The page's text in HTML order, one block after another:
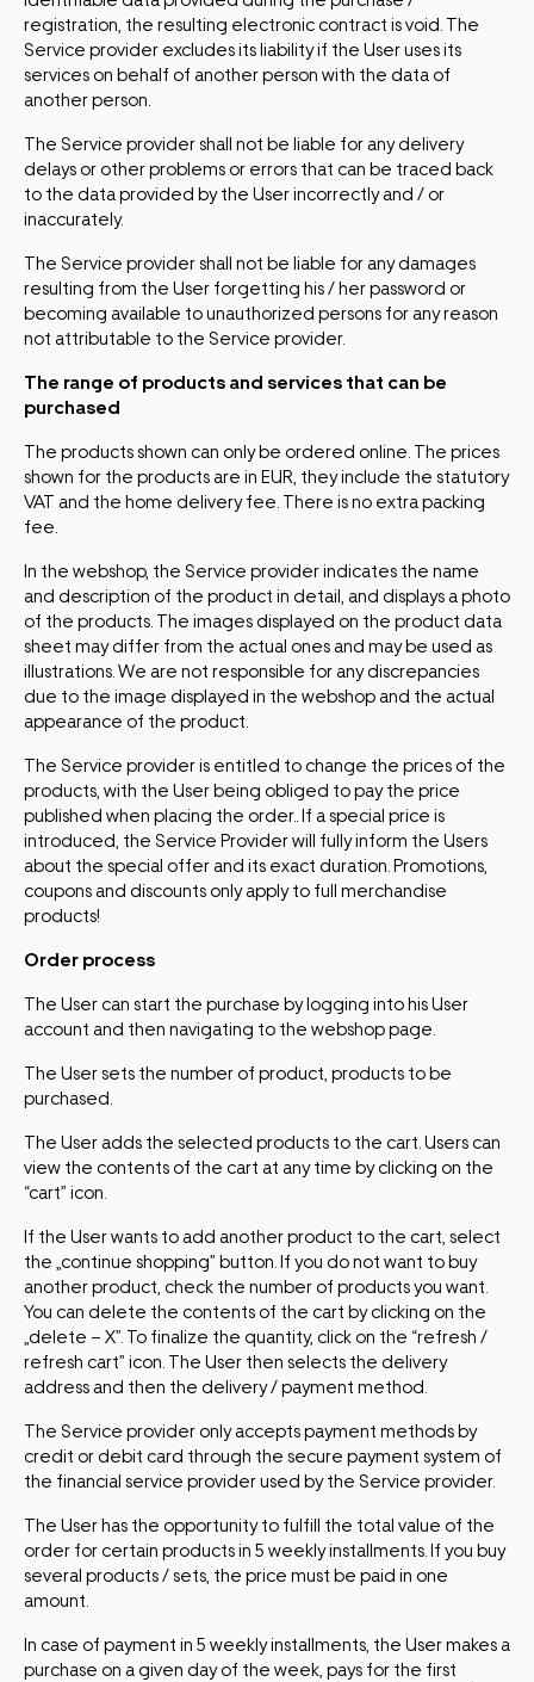
registration, the resulting electronic contract is void. The
Service provider excludes its liability if the User uses its
services on behalf of another person with the data of
another person.
The Service provider shall not be liable for any delivery
delays or other problems or errors that can be traced back
to the data provided by the User incorrectly and / or
inaccurately.
The Service provider shall not be liable for any damages
resulting from the User forgetting his / her password or
becoming available to unauthorized persons for any reason
not attributable to the Service provider.
The range of products and services that can be
purchased
The products shown can only be ordered online. The prices
shown for the products are in EUR, they include the statutory
VAT and the home delivery fee. There is no extra packing
fee.
In the webshop, the Service provider indicates the name
and description of the product in detail, and displays a photo
of the products. The images displayed on the product data
sheet may differ from the actual ones and may be used as
illustrations. We are not responsible for any discrepancies
due to the image displayed in the webshop and the actual
appearance of the product.
The Service provider is entitled to change the prices of the
products, with the User being obliged to pay the price
published when placing the order.. If a special price is
introduced, the Service Provider will fully inform the Users
about the special offer and its exact duration. Promotions,
coupons and discounts only apply to full merchandise
products!
Order process
The User can start the purchase by logging into his User
account and then navigating to the webshop page.
The User sets the number of product, products to be
purchased.
The User adds the selected products to the cart. Users can
view the contents of the cart at any time by clicking on the
“cart” icon.
If the User wants to add another product to the cart, select
the „continue shopping” button. If you do not want to buy
another product, check the number of products you want.
You can delete the contents of the cart by clicking on the
„delete – X”. To finalize the quantity, click on the “refresh /
refresh cart” icon. The User then selects the delivery
address and then the delivery / payment method.
The Service provider only accepts payment methods by
credit or debit card through the secure payment system of
the financial service provider used by the Service provider.
The User has the opportunity to fulfill the total value of the
order for certain products in 5 weekly installments. If you buy
several products / sets, the price must be paid in one
amount.
In case of payment in 5 weekly installments, the User makes a
purchase on a given day of the week, pays for the first